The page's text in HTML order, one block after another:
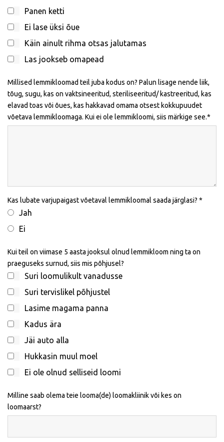
Panen ketti
Ei lase üksi õue
Käin ainult rihma otsas jalutamas
Las jookseb omapead
Millised lemmikloomad teil juba kodus on? Palun lisage nende liik,
tõug, sugu, kas on vaktsineeritud, steriliseeritud/ kastreeritud, kas
elavad toas või õues, kas hakkavad omama otsest kokkupuudet
võetava lemmikloomaga. Kui ei ole lemmikloomi, siis märkige see.
Kas lubate varjupaigast võetaval lemmikloomal saada järglasi?
Jah
Ei
Kui teil on viimase 5 aasta jooksul olnud lemmikloom ning ta on
praeguseks surnud, siis mis põhjusel?
Suri loomulikult vanadusse
Suri tervislikel põhjustel
Lasime magama panna
Kadus ära
Jäi auto alla
Hukkasin muul moel
Ei ole olnud selliseid loomi
Milline saab olema teie looma(de) loomakliinik või kes on
loomaarst?